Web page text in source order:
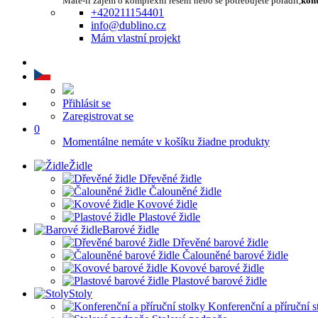
+420211154401
info@dublino.cz
Mám vlastní projekt
Přihlásit se
Zaregistrovat se
0
Momentálne nemáte v košíku žiadne produkty
Židle
Dřevěné židle
Čalouněné židle
Kovové židle
Plastové židle
Barové židle
Dřevěné barové židle
Čalouněné barové židle
Kovové barové židle
Plastové barové židle
Stoly
Konferenční a příruční